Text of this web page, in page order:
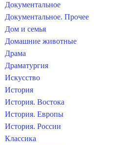
Документальное
Документальное. Прочее
Дом и семья
Домашние животные
Драма
Драматургия
Искусство
История
История. Востока
История. Европы
История. России
Классика